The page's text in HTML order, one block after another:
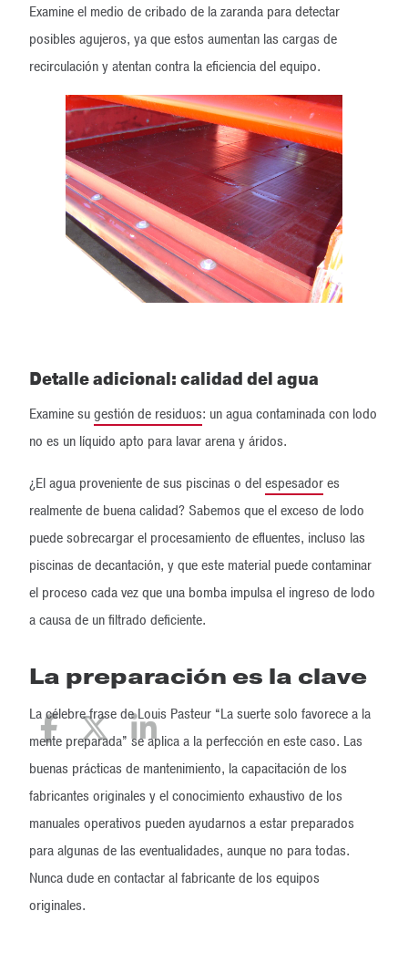
Examine el medio de cribado de la zaranda para detectar
posibles agujeros, ya que estos aumentan las cargas de
recirculación y atentan contra la eficiencia del equipo.
Detalle adicional: calidad del agua
Examine sugestión de residuos: un agua contaminada con lodo
no es un líquido apto para lavar arena y áridos.
¿El agua proveniente de sus piscinas o delespesadores
realmente de buena calidad? Sabemos que el exceso de lodo
puede sobrecargar el procesamiento de efluentes, incluso las
piscinas de decantación, y que este material puede contaminar
el proceso cada vez que una bomba impulsa el ingreso de lodo
a causa de un filtrado deficiente.
La preparación es la clave
La célebre frase de Louis Pasteur “La suerte solo favorece a la
mente preparada” se aplica a la perfección en este caso. Las
buenas prácticas de mantenimiento, la capacitación de los
fabricantes originales y el conocimiento exhaustivo de los
manuales operativos pueden ayudarnos a estar preparados
para algunas de las eventualidades, aunque no para todas.
Nunca dude en contactar al fabricante de los equipos
originales.